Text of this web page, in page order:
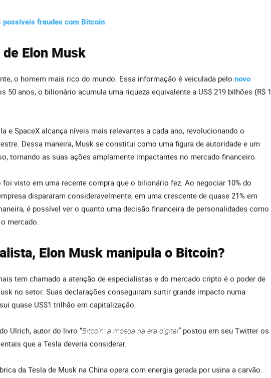
possíveis fraudes com Bitcoin
Elon Musk
o homem mais rico do mundo. Essa informação é veiculada pelo novo
50 anos, o bilionário acumula uma riqueza equivalente a US$ 219 bilhões (R$ 1
e SpaceX alcança níveis mais relevantes a cada ano, revolucionando o
Dessa maneira, Musk se constitui como uma figura de autoridade e um
tornando as suas ações amplamente impactantes no mercado financeiro.
visto em uma recente compra que o bilionário fez. Ao negociar 10% do
dispararam consideravelmente, em uma crescente de quase 21% em
é possível ver o quanto uma decisão financeira de personalidades como
mercado.
Elon Musk manipula o Bitcoin?
tem chamado a atenção de especialistas e do mercado cripto é o poder de
no setor. Suas declarações conseguiram surtir grande impacto numa
quase US$1 trilhão em capitalização.
Ulrich, autor do livro “Bitcoin: a moeda na era digital” postou em seu Twitter os
que a Tesla deveria considerar.
da Tesla de Musk na China opera com energia gerada por usina a carvão.